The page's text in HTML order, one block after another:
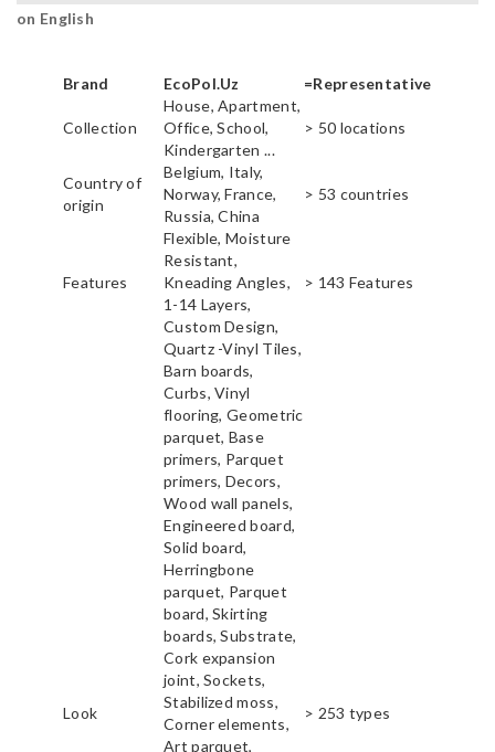
on English
Brand EcoPol.Uz =Representative
Collection
House, Apartment,
Office, School,
Kindergarten ...
> 50 locations
Country of
origin
Belgium, Italy,
Norway, France,
Russia, China
> 53 countries
Features
Flexible, Moisture
Resistant,
Kneading Angles,
1-14 Layers,
Custom Design,
> 143 Features
Look
Quartz -Vinyl Tiles,
Barn boards,
Curbs, Vinyl
flooring, Geometric
parquet, Base
primers, Parquet
primers, Decors,
Wood wall panels,
Engineered board,
Solid board,
Herringbone
parquet, Parquet
board, Skirting
boards, Substrate,
Cork expansion
joint, Sockets,
Stabilized moss,
Corner elements,
Art parquet,
> 253 types